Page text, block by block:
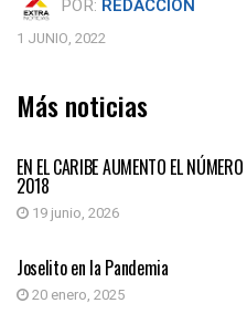
POR: REDACCIÓN
1 JUNIO, 2022
Más noticias
EN EL CARIBE AUMENTO EL
2018
19 junio, 2026
COLUMNISTAS INVITADOS
Joselito en la Pandemia
20 enero, 2025